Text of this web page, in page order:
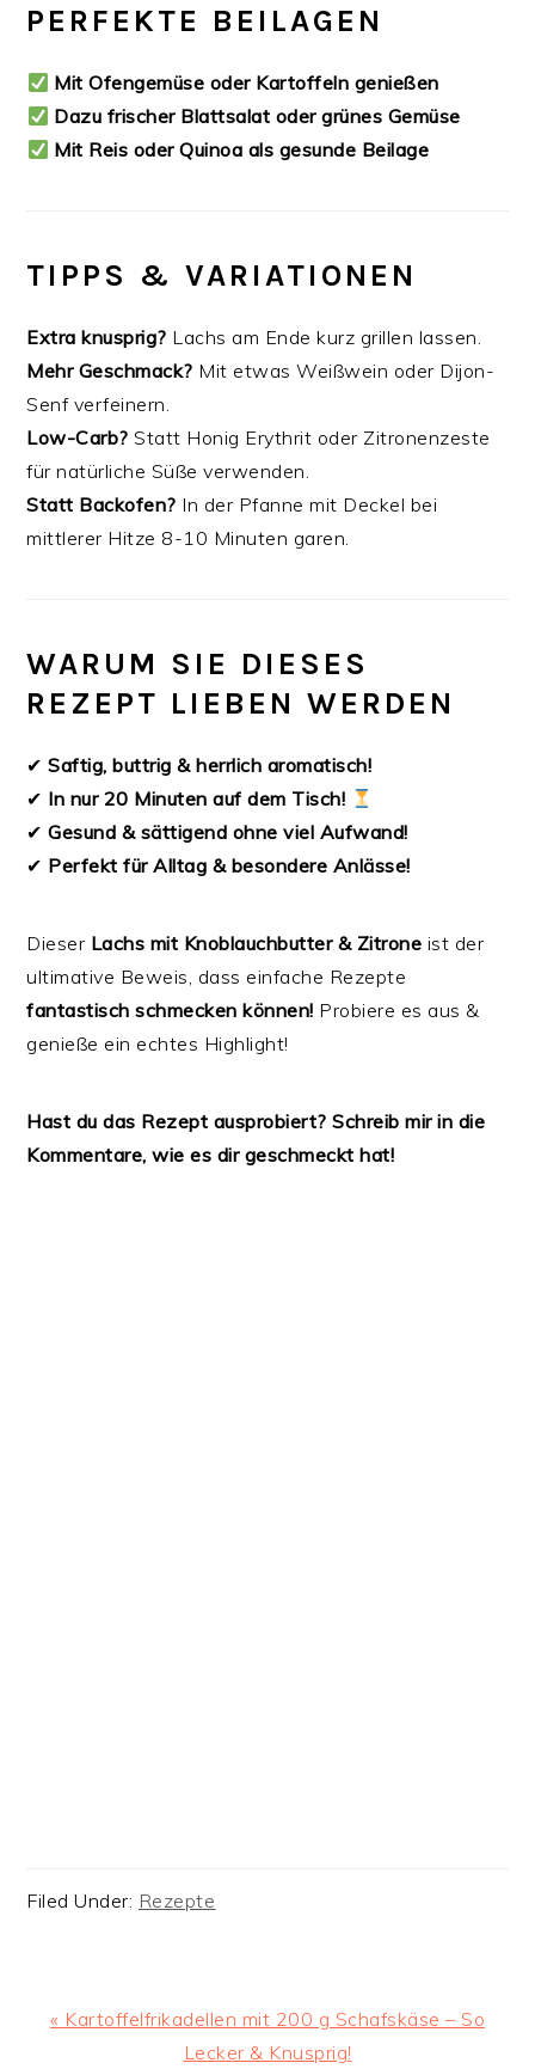
PERFEKTE BEILAGEN
Mit Ofengemüse oder Kartoffeln genießen
Dazu frischer Blattsalat oder grünes Gemüse
Mit Reis oder Quinoa als gesunde Beilage
TIPPS & VARIATIONEN
Extra knusprig? Lachs am Ende kurz grillen lassen.
Mehr Geschmack? Mit etwas Weißwein oder Dijon-
Senf verfeinern.
Low-Carb? Statt Honig Erythrit oder Zitronenzeste
für natürliche Süße verwenden.
Statt Backofen? In der Pfanne mit Deckel bei
mittlerer Hitze 8-10 Minuten garen.
WARUM SIE DIESES
REZEPT LIEBEN WERDEN
✔Saftig, buttrig & herrlich aromatisch!
✔ In nur 20 Minuten auf dem Tisch!
✔Gesund & sättigend ohne viel Aufwand!
✔ Perfekt für Alltag & besondere Anlässe!
Dieser Lachs mit Knoblauchbutter & Zitrone ist der
ultimative Beweis, dass einfache Rezepte
fantastisch schmecken können! Probiere es aus &
genieße ein echtes Highlight!
Hast du das Rezept ausprobiert? Schreib mir in die
Kommentare, wie es dir geschmeckt hat!
Filed Under: Rezepte
Previous
« Kartoffelfrikadellen mit 200 g Schafskäse – So
Lecker & Knusprig!